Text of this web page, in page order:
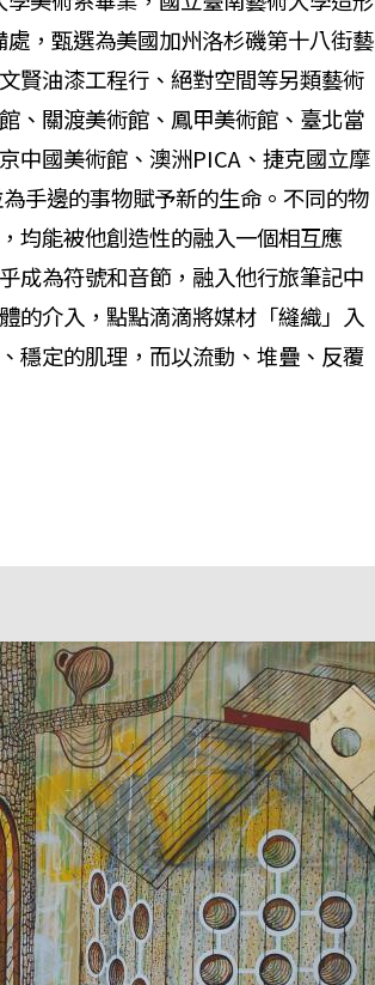
，甄選為美國加州洛杉磯第十八街藝
賢油漆工程行、絕對空間等另類藝術
、關渡美術館、鳳甲美術館、臺北當
中國美術館、澳洲PICA、捷克國立摩
手邊的事物賦予新的生命。不同的物
均能被他創造性的融入一個相互應
成為符號和音節，融入他行旅筆記中
的介入，點點滴滴將媒材「縫織」入
穩定的肌理，而以流動、堆疊、反覆